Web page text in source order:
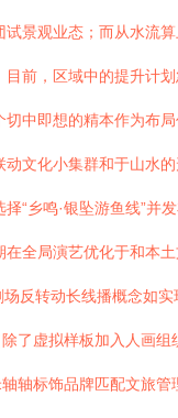
景观业态；而从水流
前，区域中的提升计
中即想的精本作为布
文化小集群和于山
乡鸣·银坠游鱼线”并
全局演艺优化于和本
转动长线播概念如实
了虚拟样板加入人画
轴标饰品牌匹配文旅